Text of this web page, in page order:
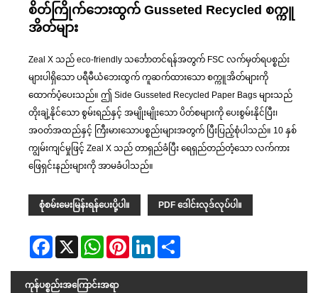
စိတ်ကြိုက်ဘေးထွက် Gusseted Recycled စက္ကူ
အိတ်များ
Zeal X သည် eco-friendly သင်္ဘောတင်ရန်အတွက် FSC လက်မှတ်ရပစ္စည်း
များပါရှိသော ပရီမီယံဘေးထွက် ကူဆက်ထားသော စက္ကူအိတ်များကို
ထောက်ပံ့ပေးသည်။ ဤ Side Gusseted Recycled Paper Bags များသည်
တိုးချဲ့နိုင်သော စွမ်းရည်နှင့် အမျိုးမျိုးသော ပိတ်စများကို ပေးစွမ်းနိုင်ပြီး၊
အဝတ်အထည်နှင့် ကြီးမားသောပစ္စည်းများအတွက် ပြီးပြည့်စုံပါသည်။ 10 နှစ်
ကျွမ်းကျင်မှုဖြင့် Zeal X သည် တာရှည်ခံပြီး ရေရှည်တည်တံ့သော လက်ကား
ဖြေရှင်းနည်းများကို အာမခံပါသည်။
စုံစမ်းမေးမြန်းရန်ပေးပို့ပါ။ PDF ဒေါင်းလုဒ်လုပ်ပါ။
Facebook
X WhatsAppPinterestLinkedIn
ကုန်ပစ္စည်းအကြောင်းအရာ